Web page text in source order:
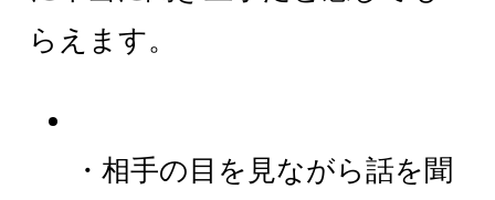
らえます。
・相手の目を見ながら話を聞